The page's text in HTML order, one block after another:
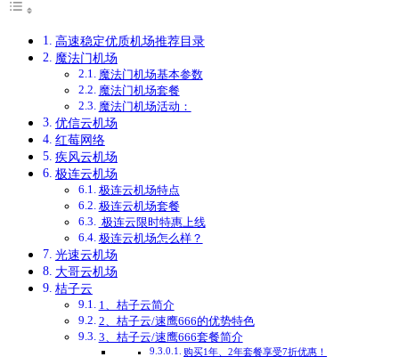
高速稳定优质机场推荐目录
魔法门机场
魔法门机场基本参数
魔法门机场套餐
魔法门机场活动：
优信云机场
红莓网络
疾风云机场
极连云机场
极连云机场特点
极连云机场套餐
极连云限时特惠上线
极连云机场怎么样？
光速云机场
大哥云机场
桔子云
1、桔子云简介
2、桔子云/速鹰666的优势特色
3、桔子云/速鹰666套餐简介
购买1年、2年套餐享受7折优惠！